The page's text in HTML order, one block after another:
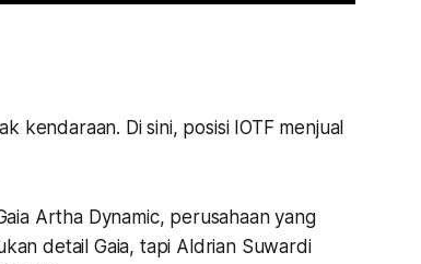
kendaraan. Di sini, posisi IOTF menjual
Artha Dynamic, perusahaan yang
detail Gaia, tapi Aldrian Suwardi